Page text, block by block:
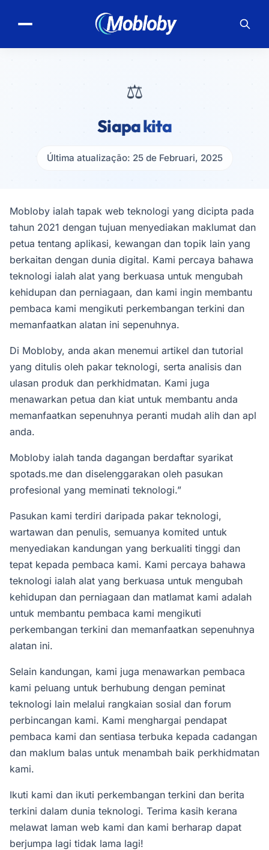
⚖️
Siapa kita
Última atualização: 25 de Februari, 2025
Mobloby ialah tapak web teknologi yang dicipta pada
tahun 2021 dengan tujuan menyediakan maklumat dan
petua tentang aplikasi, kewangan dan topik lain yang
berkaitan dengan dunia digital. Kami percaya bahawa
teknologi ialah alat yang berkuasa untuk mengubah
kehidupan dan perniagaan, dan kami ingin membantu
pembaca kami mengikuti perkembangan terkini dan
memanfaatkan alatan ini sepenuhnya.
Di Mobloby, anda akan menemui artikel dan tutorial
yang ditulis oleh pakar teknologi, serta analisis dan
ulasan produk dan perkhidmatan. Kami juga
menawarkan petua dan kiat untuk membantu anda
memanfaatkan sepenuhnya peranti mudah alih dan apl
anda.
Mobloby ialah tanda dagangan berdaftar syarikat
spotads.me dan diselenggarakan oleh pasukan
profesional yang meminati teknologi.”
Pasukan kami terdiri daripada pakar teknologi,
wartawan dan penulis, semuanya komited untuk
menyediakan kandungan yang berkualiti tinggi dan
tepat kepada pembaca kami. Kami percaya bahawa
teknologi ialah alat yang berkuasa untuk mengubah
kehidupan dan perniagaan dan matlamat kami adalah
untuk membantu pembaca kami mengikuti
perkembangan terkini dan memanfaatkan sepenuhnya
alatan ini.
Selain kandungan, kami juga menawarkan pembaca
kami peluang untuk berhubung dengan peminat
teknologi lain melalui rangkaian sosial dan forum
perbincangan kami. Kami menghargai pendapat
pembaca kami dan sentiasa terbuka kepada cadangan
dan maklum balas untuk menambah baik perkhidmatan
kami.
Ikuti kami dan ikuti perkembangan terkini dan berita
terkini dalam dunia teknologi. Terima kasih kerana
melawat laman web kami dan kami berharap dapat
berjumpa lagi tidak lama lagi!